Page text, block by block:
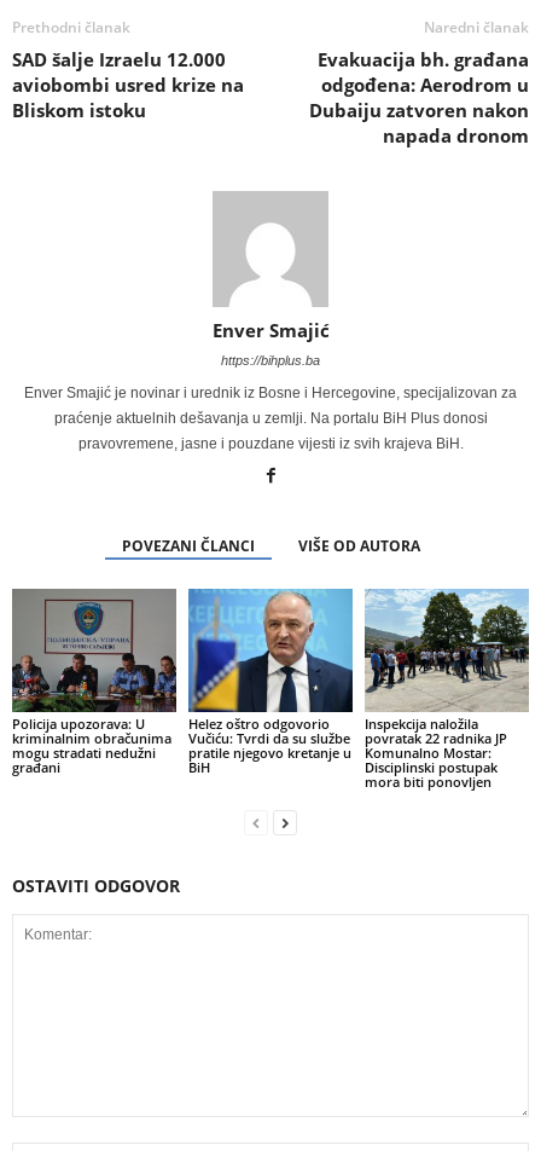
Prethodni članak
SAD šalje Izraelu 12.000
aviobombi usred krize na
Bliskom istoku
Naredni članak
Evakuacija bh. građana
odgođena: Aerodrom u
Dubaiju zatvoren nakon
napada dronom
Enver Smajić
https://bihplus.ba
Enver Smajić je novinar i urednik iz Bosne i Hercegovine, specijalizovan za
praćenje aktuelnih dešavanja u zemlji. Na portalu BiH Plus donosi
pravovremene, jasne i pouzdane vijesti iz svih krajeva BiH.
POVEZANI ČLANCI VIŠE OD AUTORA
Policija upozorava: U
kriminalnim obračunima
mogu stradati nedužni
građani
Helez oštro odgovorio
Vučiću: Tvrdi da su službe
pratile njegovo kretanje u
BiH
Inspekcija naložila
povratak 22 radnika JP
Komunalno Mostar:
Disciplinski postupak
mora biti ponovljen
OSTAVITI ODGOVOR